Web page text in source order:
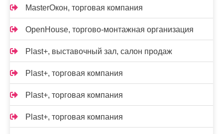
MasterОкон, торговая компания
OpenHouse, торгово-монтажная организация
Plast+, выставочный зал, салон продаж
Plast+, торговая компания
Plast+, торговая компания
Plast+, торговая компания